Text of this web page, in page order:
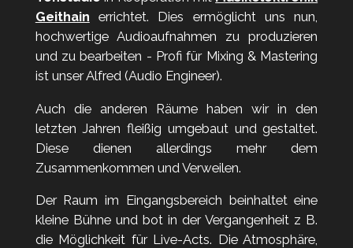
Geithain
errichtet. Dies ermöglicht uns nun,
hochwertige Audioaufnahmen zu produzieren
und zu bearbeiten - Profi für Mixing & Mastering
ist unser Alfred (Audio Engineer).
Auch die anderen Räume haben wir in den
letzten Jahren fleißig umgebaut und gestaltet.
Diese dienen allerdings mehr dem
Zusammenkommen und Verweilen.
Der Raum im Eingangsbereich beinhaltet eine
kleine Bühne und bot in der Vergangenheit z B.
die Möglichkeit für Live-Acts. Die Atmosphäre,